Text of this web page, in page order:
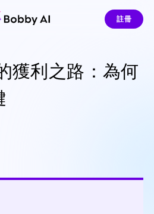
註冊
獲利之路：為何